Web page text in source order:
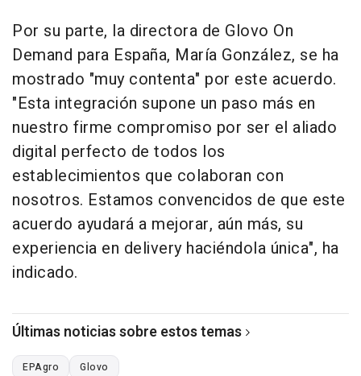
Por su parte, la directora de Glovo On
Demand para España, María González, se ha
mostrado "muy contenta" por este acuerdo.
"Esta integración supone un paso más en
nuestro firme compromiso por ser el aliado
digital perfecto de todos los
establecimientos que colaboran con
nosotros. Estamos convencidos de que este
acuerdo ayudará a mejorar, aún más, su
experiencia en delivery haciéndola única", ha
indicado.
Últimas noticias sobre estos temas
EPAgro Glovo